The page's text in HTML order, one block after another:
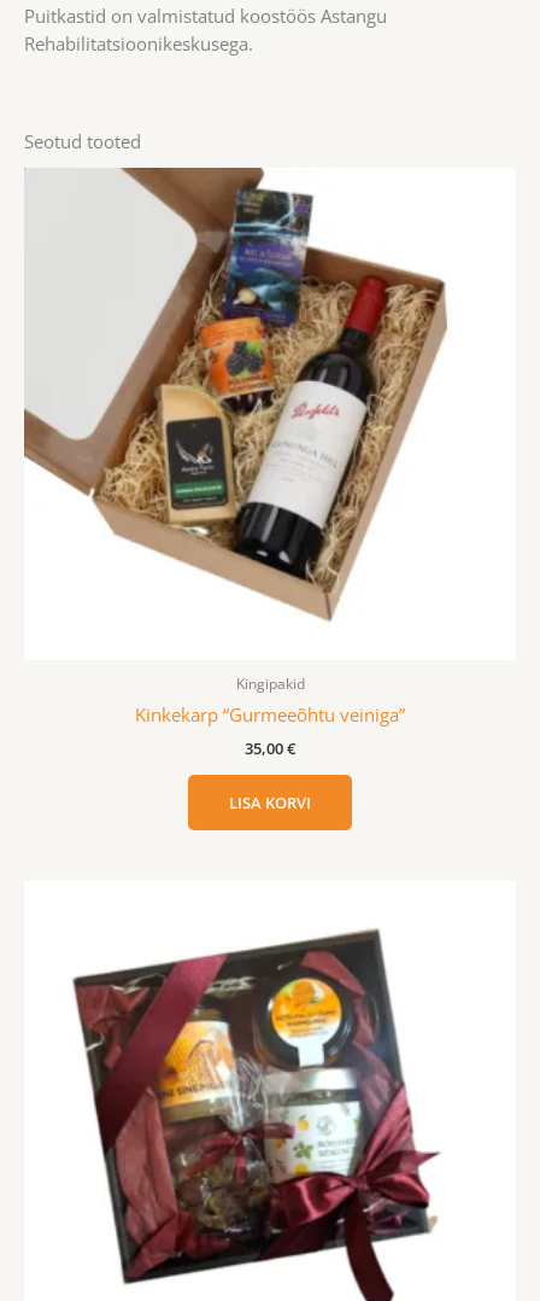
Puitkastid on valmistatud koostöös Astangu
Rehabilitatsioonikeskusega.
Seotud tooted
Kingipakid
Kinkekarp “Gurmeeõhtu veiniga”
35,00€
LISA KORVI